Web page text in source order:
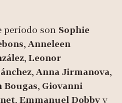
período son Sophie
, Anneleen
, Leonor
, Anna Jirmanova,
Bougas, Giovanni
, Emmanuel Dobby y